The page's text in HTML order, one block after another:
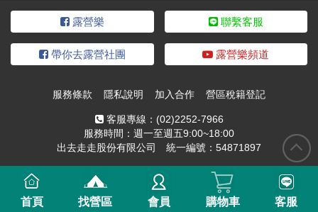
露營樂 聯繫客服
帶你去露營社團 露營樂頻道
服務條款 隱私說明 加入合作 營區稅籍登記
客服專線： (02)2252-7966
服務時間：週一至週五9:00~18:00
出去走走股份有限公司 統一編號：54871897
首頁 找營區 會員 購物車 客服